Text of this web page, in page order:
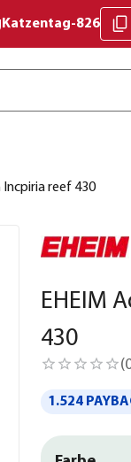
Katzentag-826
reef 430
EHEIM
430
(
1.524